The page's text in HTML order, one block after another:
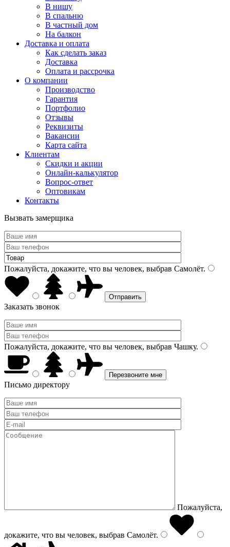
В нишу
В спальню
В частный дом
На балкон
Доставка и оплата
Как сделать заказ
Доставка
Оплата и рассрочка
О компании
Производство
Гарантия
Портфолио
Отзывы
Реквизиты
Вакансии
Карта сайта
Клиентам
Скидки и акции
Онлайн-калькулятор
Вопрос-ответ
Оптовикам
Контакты
Вызвать замерщика
Пожалуйста, докажите, что вы человек, выбрав Самолёт.
Заказать звонок
Пожалуйста, докажите, что вы человек, выбрав Чашку.
Письмо директору
Пожалуйста,
докажите, что вы человек, выбрав Самолёт.